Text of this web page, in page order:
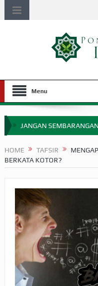
Menu
JANGAN
MIMPI YANG DIABAIKAN
SEBELUM TIBA SAAT WAJIB?
HAKIKAT NIKMAT DI
BAGAIMANA CARA
UANG HARAM BISA
KEPEMILIKANNYA
HOME TAFSIR
BERKATA KOTOR?